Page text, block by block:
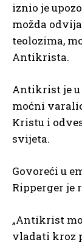
iznio je
možda
teolozima,
Antikrista.
Antikrist je
moćni
Kristu i
svijeta.
Govoreći u
Ripperger je
„Antikrist
vladati kroz